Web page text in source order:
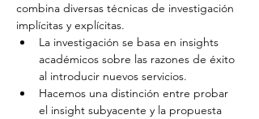
combina diversas técnicas de investigación
implícitas y explícitas.
La investigación se basa en insights
académicos sobre las razones de éxito
al introducir nuevos servicios.
Hacemos una distinción entre probar
el insight subyacente y la propuesta